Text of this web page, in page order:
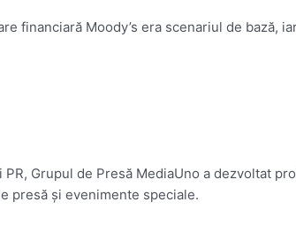
financiară Moody’s era scenariul de
Grupul de Presă MediaUno a dezvoltat
presă și evenimente speciale.